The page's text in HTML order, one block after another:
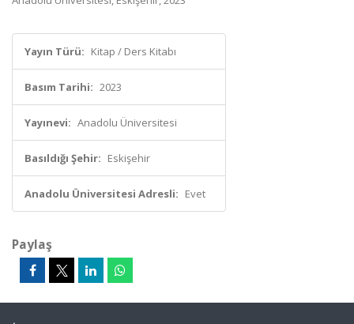
Yayın Türü: Kitap / Ders Kitabı
Basım Tarihi: 2023
Yayınevi: Anadolu Üniversitesi
Basıldığı Şehir: Eskişehir
Anadolu Üniversitesi Adresli: Evet
Paylaş